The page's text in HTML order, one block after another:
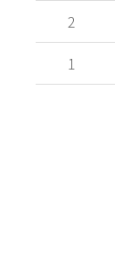
2
1